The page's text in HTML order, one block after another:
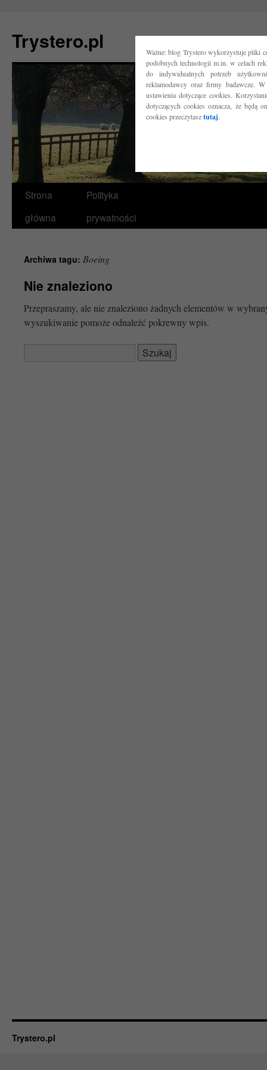
Ważne: blog Trystero wykorzystuje pliki
podobnych technologii m.in. w celach
do indywidualnych potrzeb
reklamodawcy oraz firmy badawcze.
ustawienia dotyczące cookies.
dotyczących cookies oznacza, że będą
cookies przeczytasztutaj.
Trystero.pl
Przejdź
do
Strona
główna
Polityka
prywatności
Archiwa tagu: Boeing
Nie znaleziono
Przepraszamy, ale nie znaleziono żadnych elementów w
wyszukiwanie pomoże odnaleźć pokrewny wpis.
Trystero.pl